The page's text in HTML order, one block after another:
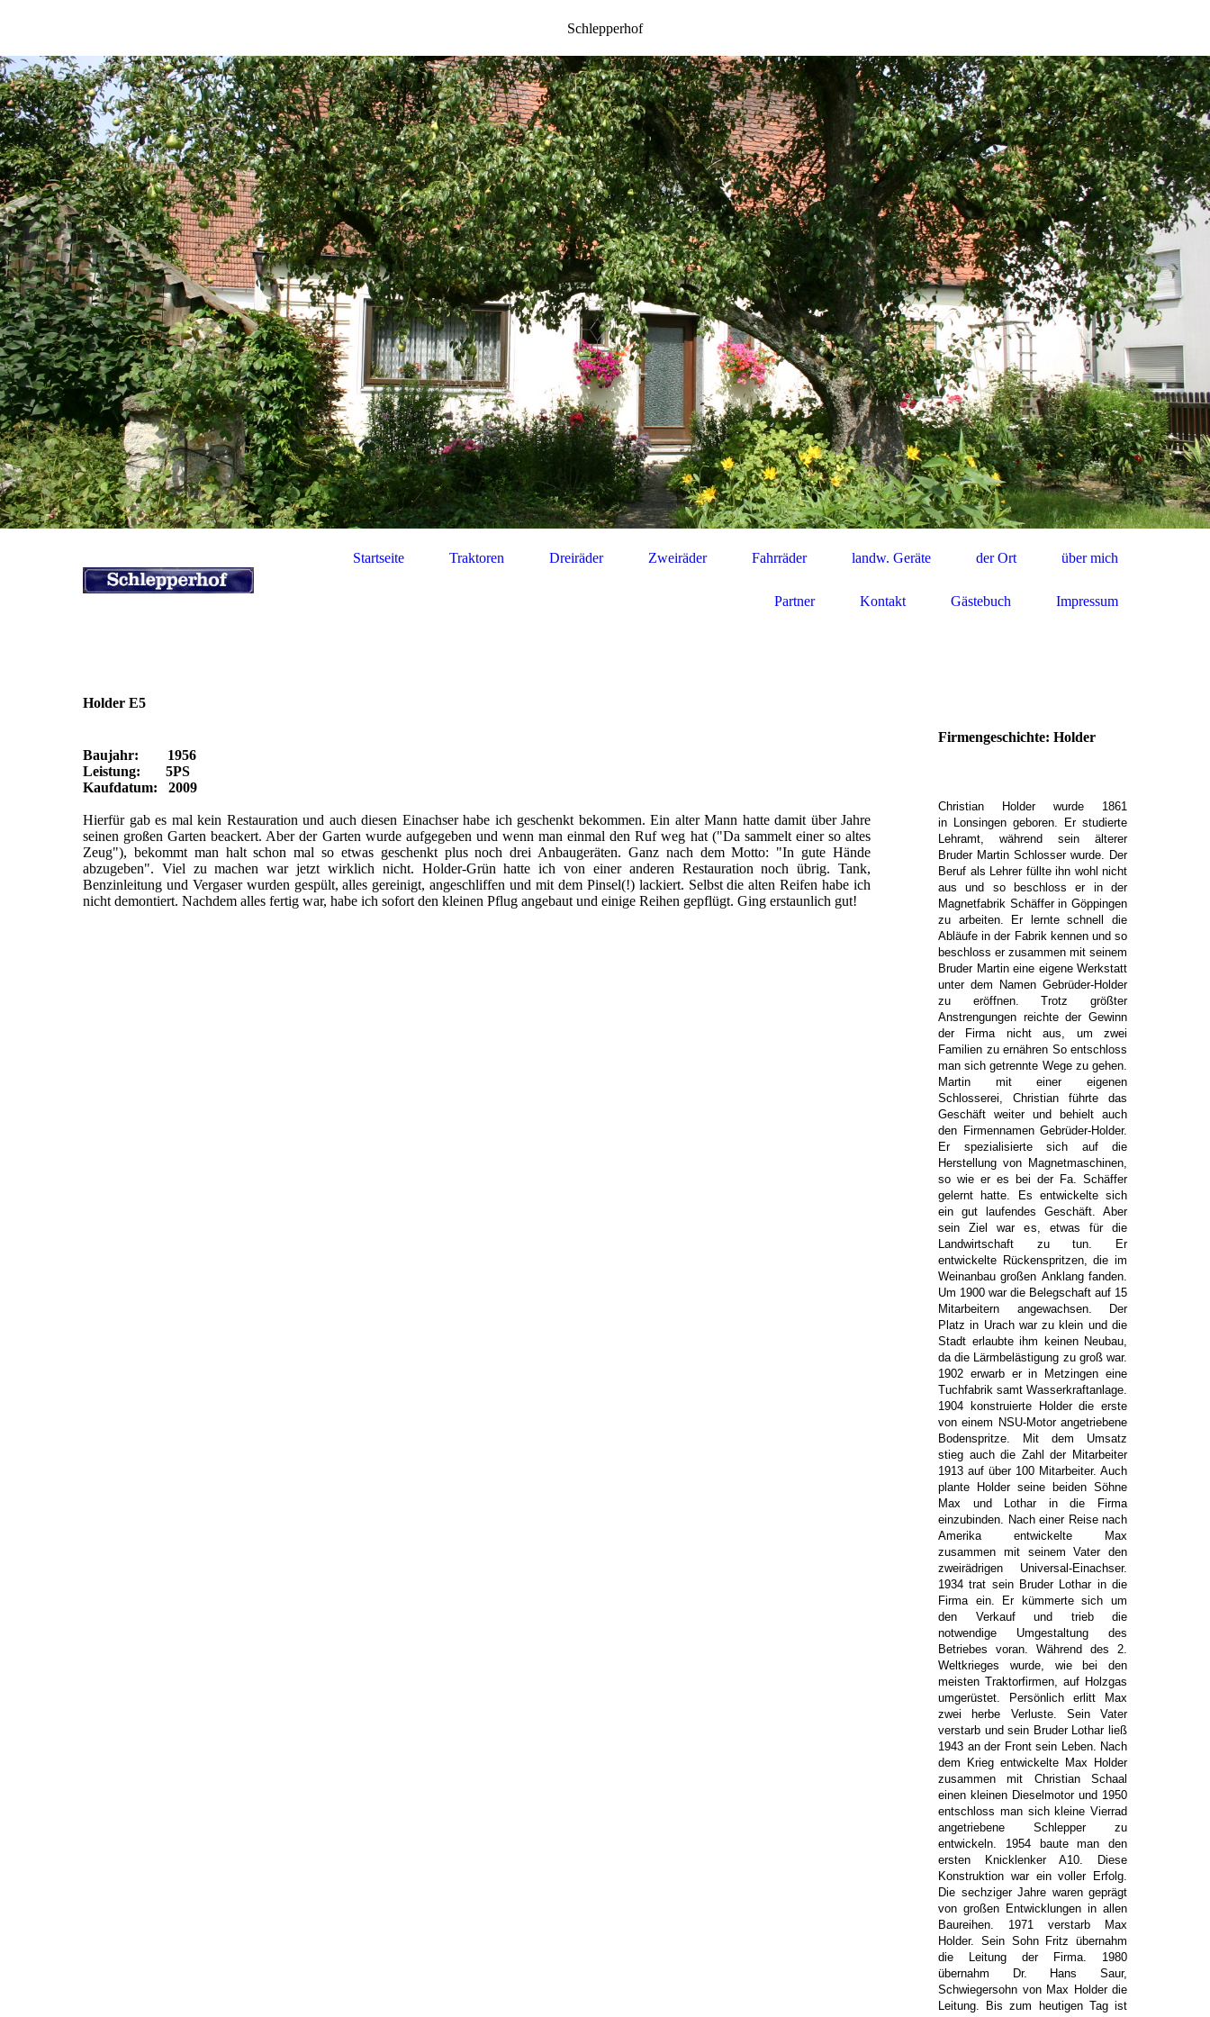
Schlepperhof
Startseite Traktoren Dreiräder Zweiräder Fahrräder landw. Geräte der Ort über mich
Partner Kontakt Gästebuch Impressum
Holder E5
Baujahr: 1956
Leistung: 5PS
Kaufdatum: 2009
Hierfür gab es mal kein Restauration und auch diesen Einachser habe ich geschenkt bekommen. Ein alter Mann hatte damit über Jahre
seinen großen Garten beackert. Aber der Garten wurde aufgegeben und wenn man einmal den Ruf weg hat ("Da sammelt einer so altes
Zeug"), bekommt man halt schon mal so etwas geschenkt plus noch drei Anbaugeräten. Ganz nach dem Motto: "In gute Hände
abzugeben". Viel zu machen war jetzt wirklich nicht. Holder-Grün hatte ich von einer anderen Restauration noch übrig. Tank,
Benzinleitung und Vergaser wurden gespült, alles gereinigt, angeschliffen und mit dem Pinsel(!) lackiert. Selbst die alten Reifen habe ich
nicht demontiert. Nachdem alles fertig war, habe ich sofort den kleinen Pflug angebaut und einige Reihen gepflügt. Ging erstaunlich gut!
Firmengeschichte: Holder
Christian Holder wurde 1861
in Lonsingen geboren. Er studierte
Lehramt, während sein älterer
Bruder Martin Schlosser wurde. Der
Beruf als Lehrer füllte ihn wohl nicht
aus und so beschloss er in der
Magnetfabrik Schäffer in Göppingen
zu arbeiten. Er lernte schnell die
Abläufe in der Fabrik kennen und so
beschloss er zusammen mit seinem
Bruder Martin eine eigene Werkstatt
unter dem Namen Gebrüder-Holder
zu eröffnen. Trotz größter
Anstrengungen reichte der Gewinn
der Firma nicht aus, um zwei
Familien zu ernähren So entschloss
man sich getrennte Wege zu gehen.
Martin mit einer eigenen
Schlosserei, Christian führte das
Geschäft weiter und behielt auch
den Firmennamen Gebrüder-Holder.
Er spezialisierte sich auf die
Herstellung von Magnetmaschinen,
so wie er es bei der Fa. Schäffer
gelernt hatte. Es entwickelte sich
ein gut laufendes Geschäft. Aber
sein Ziel war es, etwas für die
Landwirtschaft zu tun. Er
entwickelte Rückenspritzen, die im
Weinanbau großen Anklang fanden.
Um 1900 war die Belegschaft auf 15
Mitarbeitern angewachsen. Der
Platz in Urach war zu klein und die
Stadt erlaubte ihm keinen Neubau,
da die Lärmbelästigung zu groß war.
1902 erwarb er in Metzingen eine
Tuchfabrik samt Wasserkraftanlage.
1904 konstruierte Holder die erste
von einem NSU-Motor angetriebene
Bodenspritze. Mit dem Umsatz
stieg auch die Zahl der Mitarbeiter
1913 auf über 100 Mitarbeiter. Auch
plante Holder seine beiden Söhne
Max und Lothar in die Firma
einzubinden. Nach einer Reise nach
Amerika entwickelte Max
zusammen mit seinem Vater den
zweirädrigen Universal-Einachser.
1934 trat sein Bruder Lothar in die
Firma ein. Er kümmerte sich um
den Verkauf und trieb die
notwendige Umgestaltung des
Betriebes voran. Während des 2.
Weltkrieges wurde, wie bei den
meisten Traktorfirmen, auf Holzgas
umgerüstet. Persönlich erlitt Max
zwei herbe Verluste. Sein Vater
verstarb und sein Bruder Lothar ließ
1943 an der Front sein Leben. Nach
dem Krieg entwickelte Max Holder
zusammen mit Christian Schaal
einen kleinen Dieselmotor und 1950
entschloss man sich kleine Vierrad
angetriebene Schlepper zu
entwickeln. 1954 baute man den
ersten Knicklenker A10. Diese
Konstruktion war ein voller Erfolg.
Die sechziger Jahre waren geprägt
von großen Entwicklungen in allen
Baureihen. 1971 verstarb Max
Holder. Sein Sohn Fritz übernahm
die Leitung der Firma. 1980
übernahm Dr. Hans Saur,
Schwiegersohn von Max Holder die
Leitung. Bis zum heutigen Tag ist